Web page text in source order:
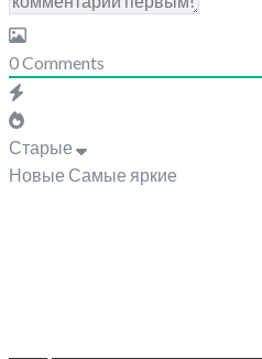
0Comments
Старые
Новые Самые яркие